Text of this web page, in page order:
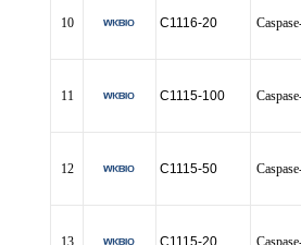
10 C1116-20
11 C1115-100
12 C1115-50
13 C1115-20